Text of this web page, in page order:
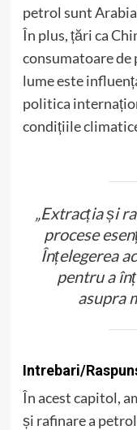
petrol sunt
În plus, țări ca
consumatoare
lume este
politica
condițiile
„Extracția și
procese
Înțelegerea
pentru a
asupra
Intrebari/
În acest capitol,
și rafinare a